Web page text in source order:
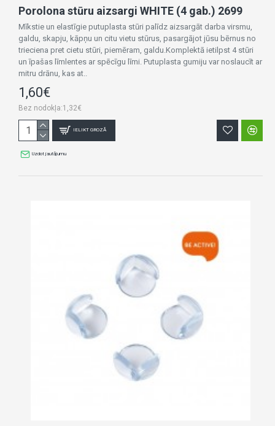
Porolona stūru aizsargi WHITE (4 gab.) 2699
Mīkstie un elastīgie putuplasta stūri palīdz aizsargāt darba virsmu,
galdu, skapju, kāpņu un citu vietu stūrus, pasargājot jūsu bērnus no
trieciena pret cietu stūri, piemēram, galdu.Komplektā ietilpst 4 stūri
un īpašas līmlentes ar spēcīgu līmi. Putuplasta gumiju var noslaucīt ar
mitru drānu, kas at..
1,60€
Bez nodokļa:1,32€
IELIKT GROZĀ
Uzdot jautājumu